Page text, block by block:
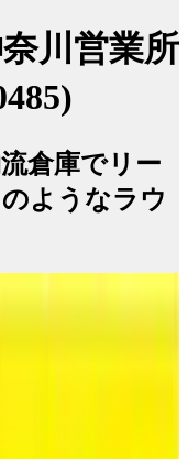
川営業所
倉庫でリー
ようなラウ